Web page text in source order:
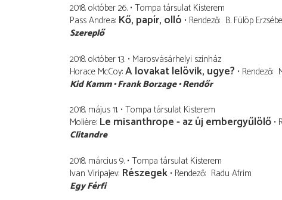
2018. október 26. Tompa társulat Kisterem
Pass Andrea Kő, papír, olló Rendező B. Fülöp
Szereplő
2018. október 13. Marosvásárhelyi szinház
Horace McCoy A lovakat lelövik, ugye? Rendező
Kid Kamm Frank Borzage Rendőr
2018. május 11. Tompa társulat Kisterem
Molière Le misanthrope - az új embergyűlölő
Clitandre
2018. március 9. Tompa társulat Kisterem
Ivan Viripajev Részegek Rendező Radu Afrim
Egy Férfi